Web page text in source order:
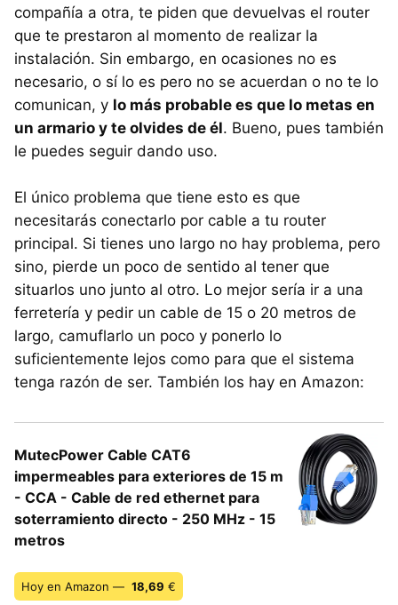
compañía a otra, te piden que devuelvas el router
que te prestaron al momento de realizar la
instalación. Sin embargo, en ocasiones no es
necesario, o sí lo es pero no se acuerdan o no te lo
comunican, y lo más probable es que lo metas en
un armario y te olvides de él. Bueno, pues también
le puedes seguir dando uso.
El único problema que tiene esto es que
necesitarás conectarlo por cable a tu router
principal. Si tienes uno largo no hay problema, pero
sino, pierde un poco de sentido al tener que
situarlos uno junto al otro. Lo mejor sería ir a una
ferretería y pedir un cable de 15 o 20 metros de
largo, camuflarlo un poco y ponerlo lo
suficientemente lejos como para que el sistema
tenga razón de ser. También los hay en Amazon:
MutecPower Cable CAT6
impermeables para exteriores de 15 m
- CCA - Cable de red ethernet para
soterramiento directo - 250 MHz - 15
metros
Hoy en Amazon — 18,69 €